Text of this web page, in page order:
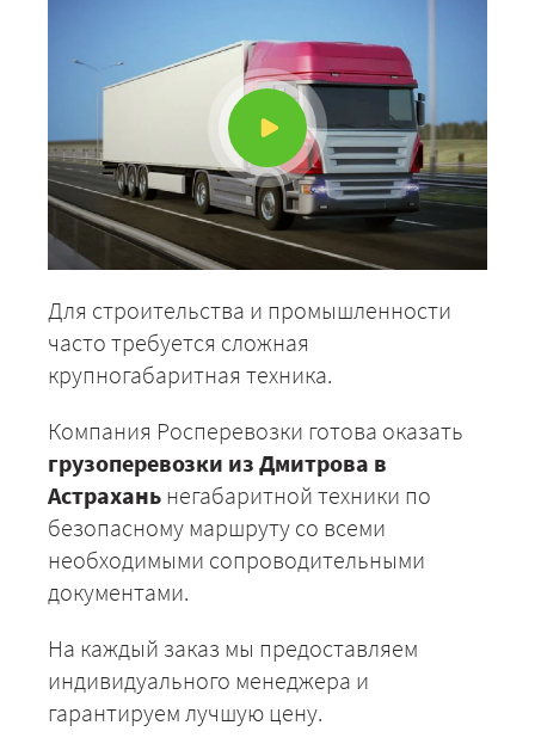
Для строительства и промышленности
часто требуется сложная
крупногабаритная техника.
Компания Росперевозки готова оказать
грузоперевозки из Дмитрова в
Астрахань негабаритной техники по
безопасному маршруту со всеми
необходимыми сопроводительными
документами.
На каждый заказ мы предоставляем
индивидуального менеджера и
гарантируем лучшую цену.